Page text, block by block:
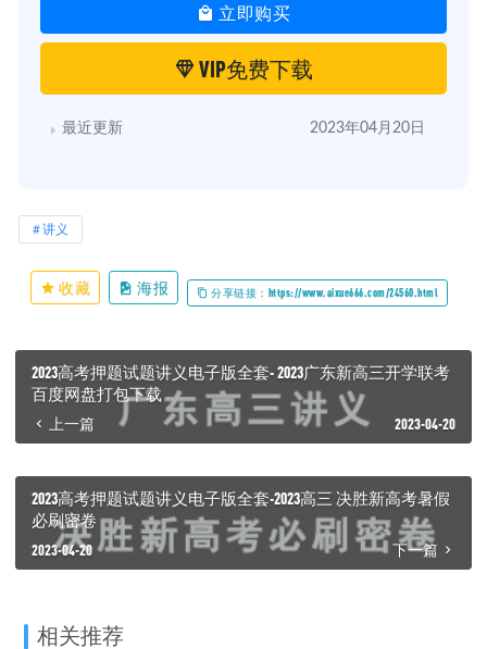
立即购买
VIP免费下载
最近更新 2023年04月20日
讲义
收藏 海报 分享链接：https://www.aixue666.com/24560.html
2023高考押题试题讲义电子版全套- 2023广东新高三开学联考
百度网盘打包下载
上一篇 2023-04-20
2023高考押题试题讲义电子版全套-2023高三 决胜新高考暑假
必刷密卷
2023-04-20 下一篇
相关推荐